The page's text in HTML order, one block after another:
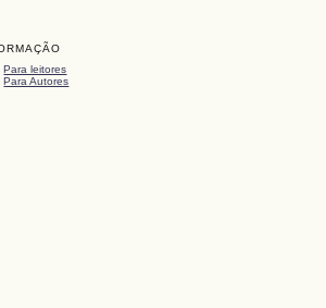
Para leitores
Para Autores